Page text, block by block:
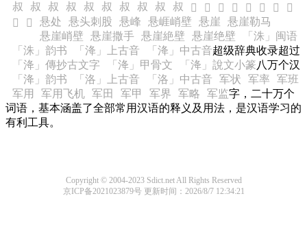
叔
叔 叔 叔 叔 叔 叔 叔 叔 叔 𫂦 𫂧 𫂨 𫂩 𫂪 𫂫 𫂬
𫂭
𫂮
𫂯 悬处 悬头刺股 悬峰 悬崕峭壁 悬崖
悬崖勒马
悬崖峭壁
悬崖撒手 悬崖絶壁 悬崖绝壁
「洙」闽语
「洙」韵书
「洚」上古音
「洚」中古音
「洚」傳抄古文字
「洚」甲骨文
「洚」說文小篆
「洚」韵书
「洛」上古音 「洛」中古音 军状 军率
军班
军用
军用飞机 军田 军甲 军界 军略 军监
超级辞典收录超过
八万个汉
字，二十万个
词语，基本涵盖了全部常用汉语的释义及用法，是汉语学习的
有利工具。
Copyright © 2004-2023 Sdict.net All Rights Reserved
京ICP备2021023879号更新时间：2026/8/7 12:34:21